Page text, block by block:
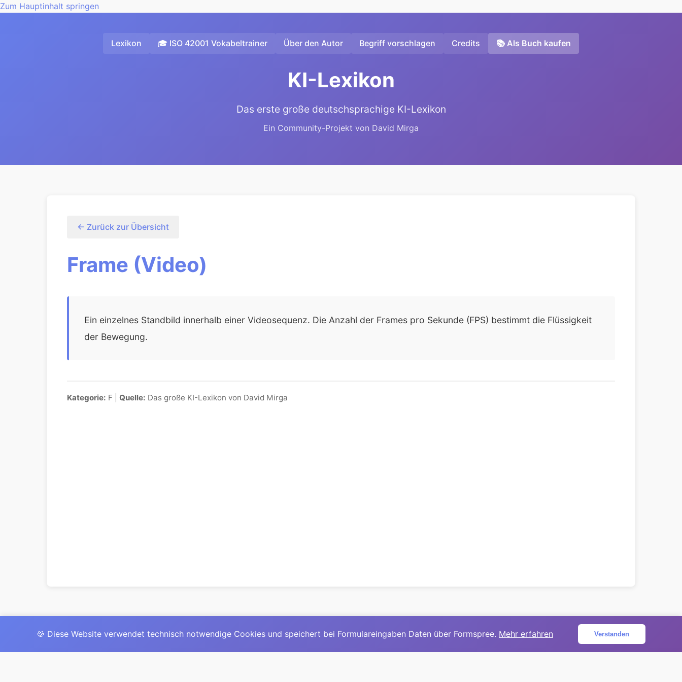
Zum Hauptinhalt springen
Lexikon 🎓 ISO 42001 Vokabeltrainer Über den Autor Begriff vorschlagen Credits 📚 Als Buch kaufen
KI-Lexikon
Das erste große deutschsprachige KI-Lexikon
Ein Community-Projekt von David Mirga
← Zurück zur Übersicht
Frame (Video)
Ein einzelnes Standbild innerhalb einer Videosequenz. Die Anzahl der Frames pro Sekunde (FPS) bestimmt die Flüssigkeit
der Bewegung.
Kategorie: F | Quelle: Das große KI-Lexikon von David Mirga
© 2025David Mirga|LinkedIn|davidmirga.com
🍪 Diese Website verwendet technisch notwendige Cookies und speichert bei Formulareingaben Daten über Formspree. Mehr erfahren Verstanden